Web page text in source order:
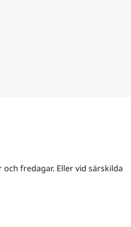
fredagar. Eller vid särskilda